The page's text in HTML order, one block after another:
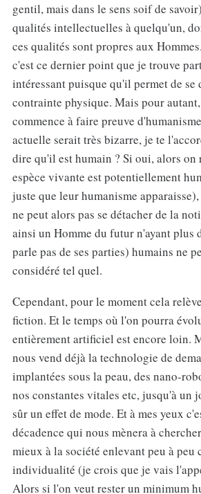
gentil, mais dans le sens soif de
qualités intellectuelles à quelqu'un,
ces qualités sont propres aux
c'est ce dernier point que je trouve
intéressant puisque qu'il permet de se
contrainte physique. Mais pour
commence à faire preuve
actuelle serait très bizarre, je te
dire qu'il est humain ? Si oui, alors on
espèce vivante est potentiellement
juste que leur humanisme
ne peut alors pas se détacher de la
ainsi un Homme du futur n'ayant plus
parle pas de ses parties) humains ne
considéré tel quel.
Cependant, pour le moment cela
fiction. Et le temps où l'on pourra
entièrement artificiel est encore loin.
nous vend déjà la technologie de
implantées sous la peau, des nano-
nos constantes vitales etc, jusqu'à un
sûr un effet de mode. Et à mes yeux
décadence qui nous mènera à
mieux à la société enlevant peu à peu
individualité (je crois que je vais
Alors si l'on veut rester un minimum